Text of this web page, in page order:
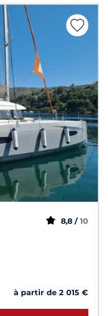
8,8 / 10
à partir de 2 015 €